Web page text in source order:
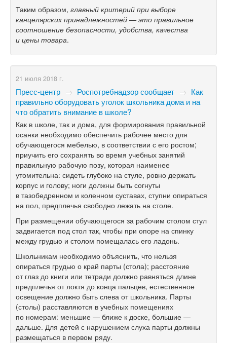
Таким образом, главный критерий при выборе
канцелярских принадлежностей — это правильное
соотношение безопасности, удобства, качества
и цены товара.
21 июля 2018 г.
Пресс-центр → Роспотребнадзор сообщает → Как
правильно оборудовать уголок школьника дома и на
что обратить внимание в школе?
Как в школе, так и дома, для формирования правильной
осанки необходимо обеспечить рабочее место для
обучающегося мебелью, в соответствии с его ростом;
приучить его сохранять во время учебных занятий
правильную рабочую позу, которая наименее
утомительна: сидеть глубоко на стуле, ровно держать
корпус и голову; ноги должны быть согнуты
в тазобедренном и коленном суставах, ступни опираться
на пол, предплечья свободно лежать на столе.
При размещении обучающегося за рабочим столом стул
задвигается под стол так, чтобы при опоре на спинку
между грудью и столом помещалась его ладонь.
Школьникам необходимо объяснить, что нельзя
опираться грудью о край парты (стола); расстояние
от глаз до книги или тетради должно равняться длине
предплечья от локтя до конца пальцев, естественное
освещение должно быть слева от школьника. Парты
(столы) расставляются в учебных помещениях
по номерам: меньшие — ближе к доске, большие —
дальше. Для детей с нарушением слуха парты должны
размещаться в первом ряду.